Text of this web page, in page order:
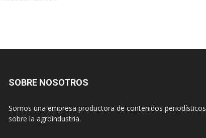
SOBRE NOSOTROS
Somos una empresa productora de contenidos periodísticos
sobre la agroindustria.